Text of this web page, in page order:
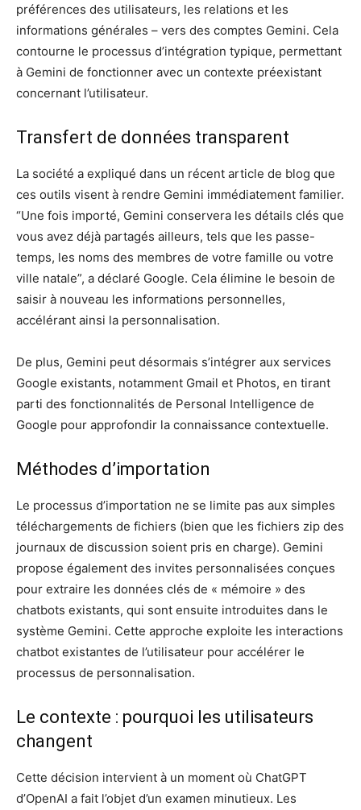
préférences des utilisateurs, les relations et les
informations générales – vers des comptes Gemini. Cela
contourne le processus d’intégration typique, permettant
à Gemini de fonctionner avec un contexte préexistant
concernant l’utilisateur.
Transfert de données transparent
La société a expliqué dans un récent article de blog que
ces outils visent à rendre Gemini immédiatement familier.
“Une fois importé, Gemini conservera les détails clés que
vous avez déjà partagés ailleurs, tels que les passe-
temps, les noms des membres de votre famille ou votre
ville natale”, a déclaré Google. Cela élimine le besoin de
saisir à nouveau les informations personnelles,
accélérant ainsi la personnalisation.
De plus, Gemini peut désormais s’intégrer aux services
Google existants, notamment Gmail et Photos, en tirant
parti des fonctionnalités de Personal Intelligence de
Google pour approfondir la connaissance contextuelle.
Méthodes d’importation
Le processus d’importation ne se limite pas aux simples
téléchargements de fichiers (bien que les fichiers zip des
journaux de discussion soient pris en charge). Gemini
propose également des invites personnalisées conçues
pour extraire les données clés de « mémoire » des
chatbots existants, qui sont ensuite introduites dans le
système Gemini. Cette approche exploite les interactions
chatbot existantes de l’utilisateur pour accélérer le
processus de personnalisation.
Le contexte : pourquoi les utilisateurs
changent
Cette décision intervient à un moment où ChatGPT
d’OpenAI a fait l’objet d’un examen minutieux. Les